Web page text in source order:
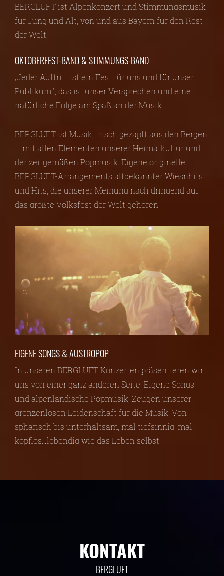
BERGLUFT ist Alpenkonzert und Stimmungsmusik
für Jung und Alt, von und aus Bayern für den Rest
der Welt.
OKTOBERFEST-BAND & STIMMUNGS-BAND
„Jeder Auftritt ist ein Fest für uns und für unser
Publikum!“, das ist unser Versprechen und eine
natürliche Folge am Spaß an der Musik.
BERGLUFT ist Musik, frisch gezapft aus den Bergen
– mit allen Elementen unserer Heimatkultur und
der zeitgemäßen Popmusik. Eigene originelle
BERGLUFT-Arrangements altbekannter Wiesnhits
und Hits, die unserer Meinung nach dringend auf
das größte Volksfest der Welt gehören.
EIGENE SONGS & AUSTROPOP
In unseren BERGLUFT Konzerten präsentieren wir
uns von einer ganz anderen Seite. Eigene Songs
und alpenländische Popmusik, Zeugen unserer
grenzenlosen Leidenschaft für die Musik. Von
sphärisch bis unterhaltsam, mal tiefsinnig, mal
kopflos…lebendig wie das Leben selbst.
KONTAKT
BERGLUFT